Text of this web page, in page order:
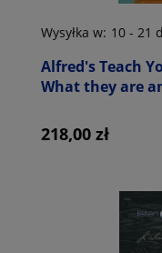
Alfred's Teach
What they are
akordów na
Wysyłka w: 10 - 21
218,00 zł